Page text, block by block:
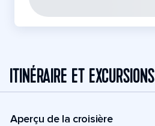
ITINÉRAIRE ET EXCURSIONS
Aperçu de la croisière